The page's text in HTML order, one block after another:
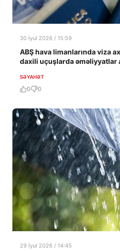
30 İyul 2026 / 15:59
ABŞ hava limanlarında viza
daxili uçuşlarda əməliyyatlar
SƏYAHƏT
0 0
29 İyul 2026 / 14:45